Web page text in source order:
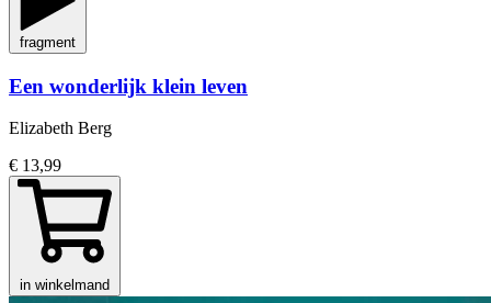
fragment
Een wonderlijk klein leven
Elizabeth Berg
€ 13,99
in winkelmand